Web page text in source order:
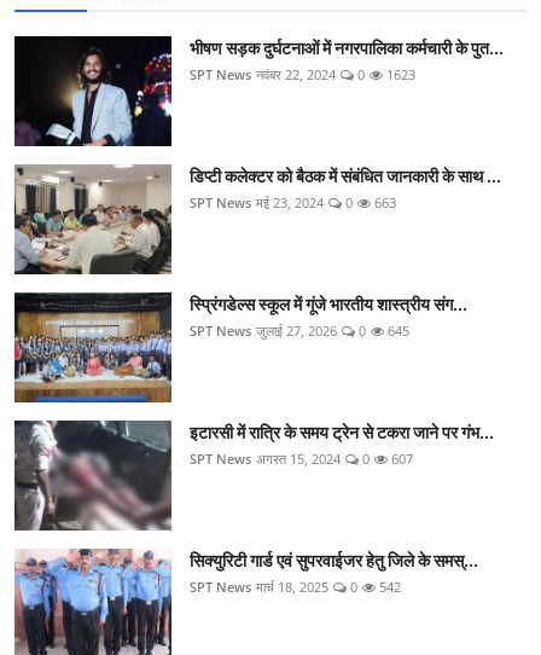
भीषण सड़क दुर्घटनाओं में नगरपालिका कर्मचारी के पुत...
SPT News नवंबर 22, 2024 0 1623
डिप्टी कलेक्टर को बैठक में संबंधित जानकारी के साथ ...
SPT News मई 23, 2024 0 663
स्प्रिंगडेल्स स्कूल में गूंजे भारतीय शास्त्रीय संग...
SPT News जुलाई 27, 2026 0 645
इटारसी में रात्रि के समय ट्रेन से टकरा जाने पर गंभ...
SPT News अगस्त 15, 2024 0 607
सिक्‍युरिटी गार्ड एवं सुपरवाईजर हेतु जिले के समस्...
SPT News मार्च 18, 2025 0 542